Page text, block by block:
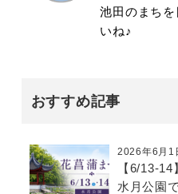
池田のまち
いね♪
おすすめ記事
2026年6月1
【6/13-
水月公園